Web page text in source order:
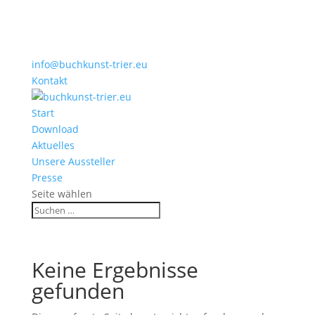
info@buchkunst-trier.eu
Kontakt
Start
Download
Aktuelles
Unsere Aussteller
Presse
Seite wählen
Keine Ergebnisse
gefunden